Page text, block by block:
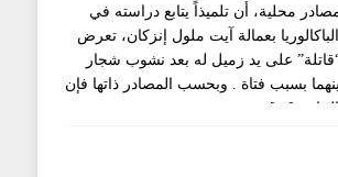
محلية، أن تلميذاً يتابع دراسته في
بعمالة آيت ملول إنزكان، تعرض
على يد زميل له بعد نشوب شجار
بسبب فتاة . وبحسب المصادر ذاتها فإن
[...]